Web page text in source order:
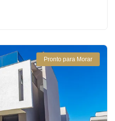
Pronto para Morar